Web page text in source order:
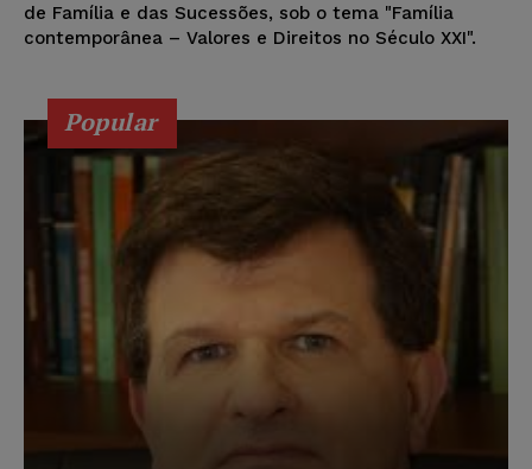
de Família e das Sucessões, sob o tema "Família
contemporânea – Valores e Direitos no Século XXI".
Popular